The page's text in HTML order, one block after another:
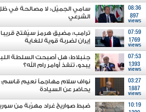
08:36
897
views
سامي الجميّل: لا مصالحة في ظل
الشرعي
07:59
1769
views
ترامب: مضيق هرمز سيُفتح
إيران لضربة قوية للغاية
07:53
1393
views
جنبلاط: هل أصبحت السلطة
يبدو، تنفذ أوامر رام الله؟
03:27
1887
views
نواف سلام مهاجماً نعيم قاسم:
يحاضر عن السيادة
10:19
ضبط صواريخ غراد مهرّبة من